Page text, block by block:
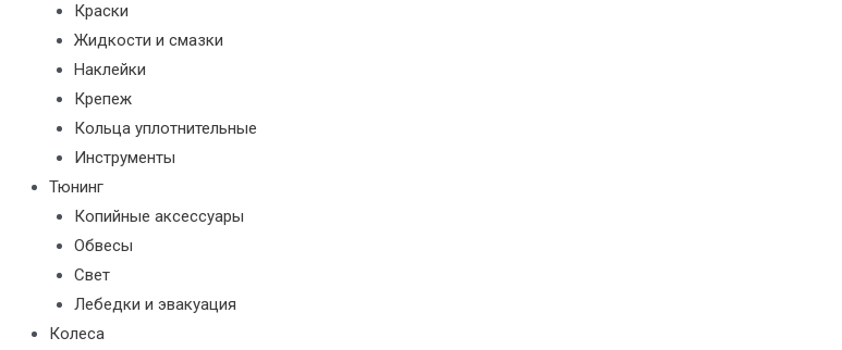
Краски
Жидкости и смазки
Наклейки
Крепеж
Кольца уплотнительные
Инструменты
Тюнинг
Копийные аксессуары
Обвесы
Свет
Лебедки и эвакуация
Колеса